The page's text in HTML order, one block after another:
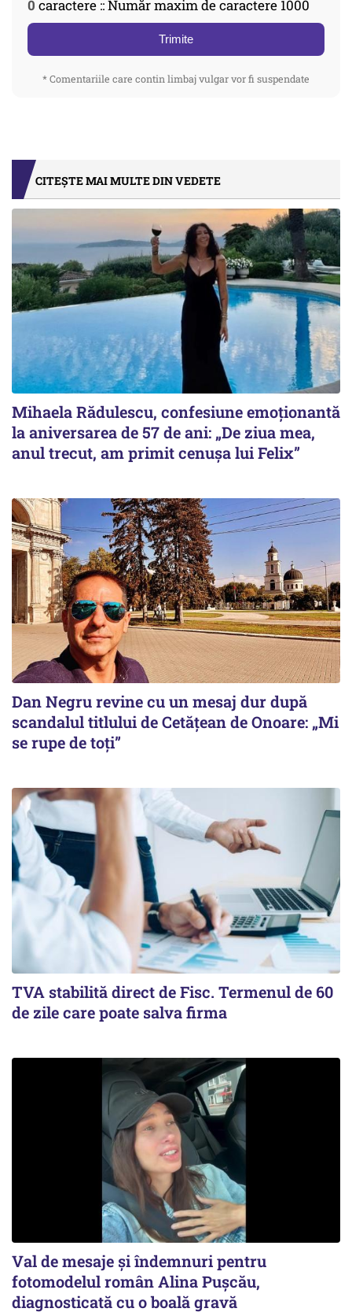
0 caractere :: Număr maxim de caractere 1000
Trimite
* Comentariile care contin limbaj vulgar vor fi suspendate
CITEȘTE MAI MULTE DIN VEDETE
Mihaela Rădulescu, confesiune emoționantă
la aniversarea de 57 de ani: „De ziua mea,
anul trecut, am primit cenușa lui Felix”
Dan Negru revine cu un mesaj dur după
scandalul titlului de Cetățean de Onoare: „Mi
se rupe de toți”
TVA stabilită direct de Fisc. Termenul de 60
de zile care poate salva firma
Val de mesaje și îndemnuri pentru
fotomodelul român Alina Pușcău,
diagnosticată cu o boală gravă